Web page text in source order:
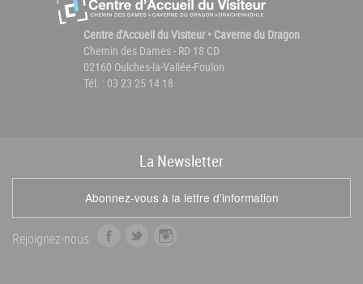
Centre d'Accueil du Visiteur • Caverne du Dragon
Chemin des Dames - RD 18 CD
02160 Oulches-la-Vallée-Foulon
Tél. : 03 23 25 14 18
La Newsletter
Abonnez-vous à la lettre d'information
Rejoignez-nous